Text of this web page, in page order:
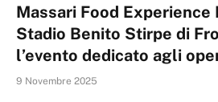
Massari Food Experience
Stadio Benito Stirpe di
l’evento dedicato agli
9 Novembre 2025